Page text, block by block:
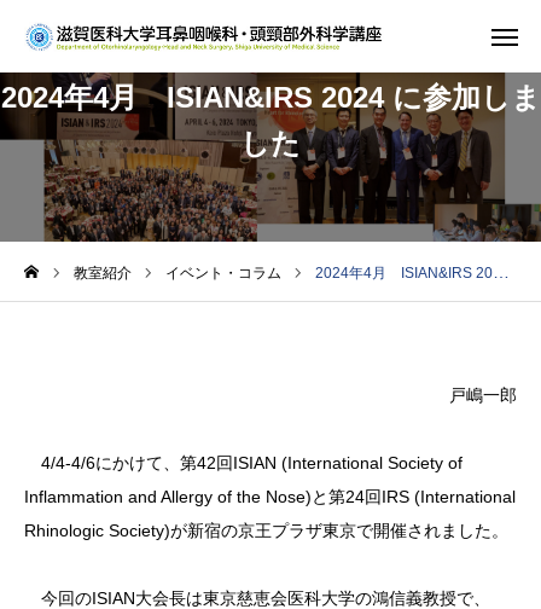
2024年4月 ISIAN&IRS 2024 に参加しま
した
教室紹介 イベント・コラム 2024年4月 ISIAN&IRS 2024 に参加しました
戸嶋一郎
4/4-4/6にかけて、第42回ISIAN (International Society of
Inflammation and Allergy of the Nose)と第24回IRS (International
Rhinologic Society)が新宿の京王プラザ東京で開催されました。
今回のISIAN大会長は東京慈恵会医科大学の鴻信義教授で、
ホーム
教室紹介
診療案内
研究